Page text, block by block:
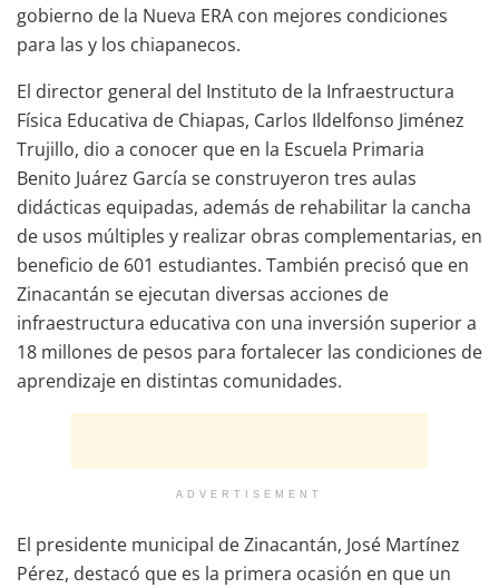
gobierno de la Nueva ERA con mejores condiciones
para las y los chiapanecos.
El director general del Instituto de la Infraestructura
Física Educativa de Chiapas, Carlos Ildelfonso Jiménez
Trujillo, dio a conocer que en la Escuela Primaria
Benito Juárez García se construyeron tres aulas
didácticas equipadas, además de rehabilitar la cancha
de usos múltiples y realizar obras complementarias, en
beneficio de 601 estudiantes. También precisó que en
Zinacantán se ejecutan diversas acciones de
infraestructura educativa con una inversión superior a
18 millones de pesos para fortalecer las condiciones de
aprendizaje en distintas comunidades.
ADVERTISEMENT
El presidente municipal de Zinacantán, José Martínez
Pérez, destacó que es la primera ocasión en que un